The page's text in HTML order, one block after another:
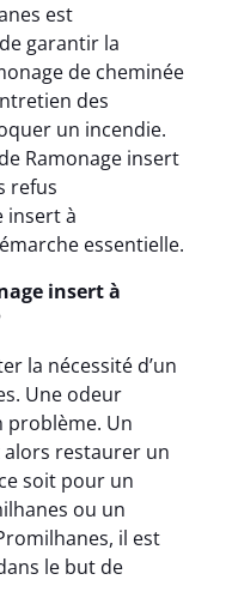
est
garantir la
de cheminée
des
un incendie.
Ramonage insert
refus
insert à
essentielle.
insert à
la nécessité d’un
Une odeur
problème. Un
restaurer un
soit pour un
ou un
il est
le but de